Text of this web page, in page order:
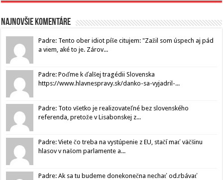
Najnovšie komentáre
Padre: Tento ober idiot píše citujem: "Zažil som úspech aj pád
a viem, aké to je. Zárov...
Padre: Poďme k ďalšej tragédii Slovenska
https://www.hlavnespravy.sk/danko-sa-vyjadril-...
Padre: Toto všetko je realizovateľné bez slovenského
referenda, pretože v Lisabonskej z...
Padre: Viete čo treba na vystúpenie z EU, stačí mať väčšinu
hlasov v našom parlamente a...
Padre: Ak sa tu budeme donekonečna nechať od.rbávať